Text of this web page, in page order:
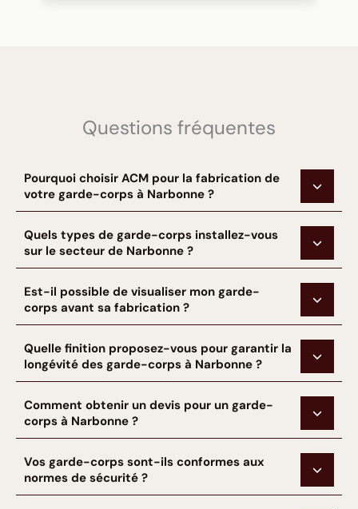
Questions fréquentes
Pourquoi choisir ACM pour la fabrication de
votre garde-corps à Narbonne ?
Quels types de garde-corps installez-vous
sur le secteur de Narbonne ?
Est-il possible de visualiser mon garde-
corps avant sa fabrication ?
Quelle finition proposez-vous pour garantir la
longévité des garde-corps à Narbonne ?
Comment obtenir un devis pour un garde-
corps à Narbonne ?
Vos garde-corps sont-ils conformes aux
normes de sécurité ?